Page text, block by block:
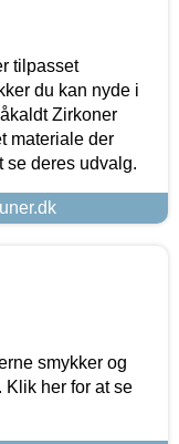
tilpasset
du kan nyde i
Zirkoner
materiale der
deres udvalg.
smykker og
her for at se